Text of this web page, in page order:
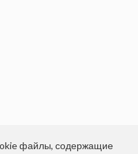
файлы, содержащие